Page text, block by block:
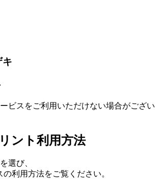
キ
ビスをご利用いただけない場合がござい
ント利用方法
選び、
利用方法をご覧ください。